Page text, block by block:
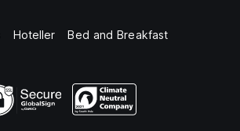
Hoteller Bed and Breakfast